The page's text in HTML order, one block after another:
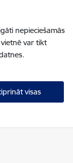
nepieciešamās
var tikt
visas